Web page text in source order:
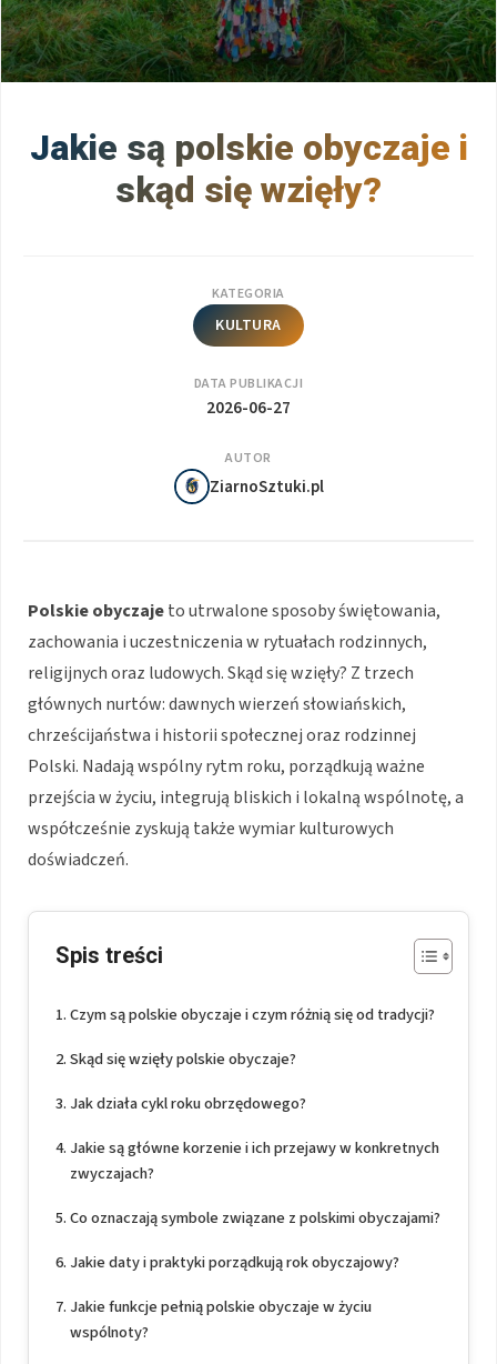
Jakie są polskie obyczaje i
skąd się wzięły?
KATEGORIA
KULTURA
DATA PUBLIKACJI
2026-06-27
AUTOR
ZiarnoSztuki.pl
Polskie obyczajeto utrwalone sposoby świętowania,
zachowania i uczestniczenia w rytuałach rodzinnych,
religijnych oraz ludowych. Skąd się wzięły? Z trzech
głównych nurtów: dawnych wierzeń słowiańskich,
chrześcijaństwa i historii społecznej oraz rodzinnej
Polski. Nadają wspólny rytm roku, porządkują ważne
przejścia w życiu, integrują bliskich i lokalną wspólnotę, a
współcześnie zyskują także wymiar kulturowych
doświadczeń.
Spis treści
Czym są polskie obyczaje i czym różnią się od tradycji?
Skąd się wzięły polskie obyczaje?
Jak działa cykl roku obrzędowego?
Jakie są główne korzenie i ich przejawy w konkretnych
zwyczajach?
Co oznaczają symbole związane z polskimi obyczajami?
Jakie daty i praktyki porządkują rok obyczajowy?
Jakie funkcje pełnią polskie obyczaje w życiu
wspólnoty?